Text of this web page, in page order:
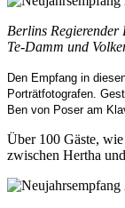
Berlins
Te-Damm und
Den Empfang in
Porträtfotografen.
Ben von Poser am
Über 100 Gäste,
zwischen Hertha